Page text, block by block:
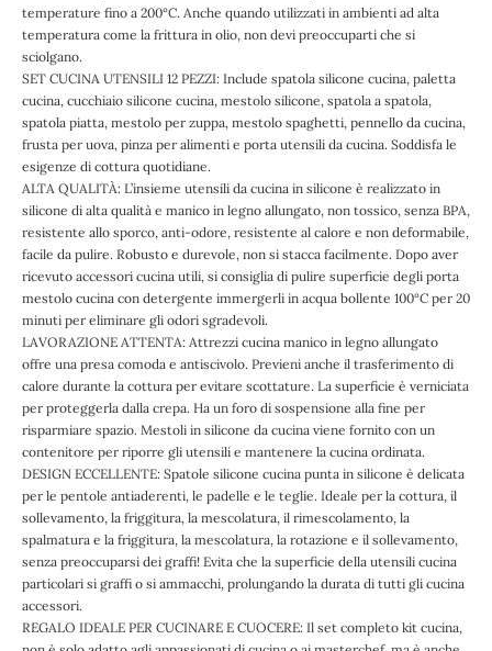
temperature fino a 200°C. Anche quando utilizzati in ambienti ad alta
temperatura come la frittura in olio, non devi preoccuparti che si
sciolgano.
SET CUCINA UTENSILI 12 PEZZI: Include spatola silicone cucina, paletta
cucina, cucchiaio silicone cucina, mestolo silicone, spatola a spatola,
spatola piatta, mestolo per zuppa, mestolo spaghetti, pennello da cucina,
frusta per uova, pinza per alimenti e porta utensili da cucina. Soddisfa le
esigenze di cottura quotidiane.
ALTA QUALITÀ: L’insieme utensili da cucina in silicone è realizzato in
silicone di alta qualità e manico in legno allungato, non tossico, senza BPA,
resistente allo sporco, anti-odore, resistente al calore e non deformabile,
facile da pulire. Robusto e durevole, non si stacca facilmente. Dopo aver
ricevuto accessori cucina utili, si consiglia di pulire superficie degli porta
mestolo cucina con detergente immergerli in acqua bollente 100°C per 20
minuti per eliminare gli odori sgradevoli.
LAVORAZIONE ATTENTA: Attrezzi cucina manico in legno allungato
offre una presa comoda e antiscivolo. Previeni anche il trasferimento di
calore durante la cottura per evitare scottature. La superficie è verniciata
per proteggerla dalla crepa. Ha un foro di sospensione alla fine per
risparmiare spazio. Mestoli in silicone da cucina viene fornito con un
contenitore per riporre gli utensili e mantenere la cucina ordinata.
DESIGN ECCELLENTE: Spatole silicone cucina punta in silicone è delicata
per le pentole antiaderenti, le padelle e le teglie. Ideale per la cottura, il
sollevamento, la friggitura, la mescolatura, il rimescolamento, la
spalmatura e la friggitura, la mescolatura, la rotazione e il sollevamento,
senza preoccuparsi dei graffi! Evita che la superficie della utensili cucina
particolari si graffi o si ammacchi, prolungando la durata di tutti gli cucina
accessori.
REGALO IDEALE PER CUCINARE E CUOCERE: Il set completo kit cucina,